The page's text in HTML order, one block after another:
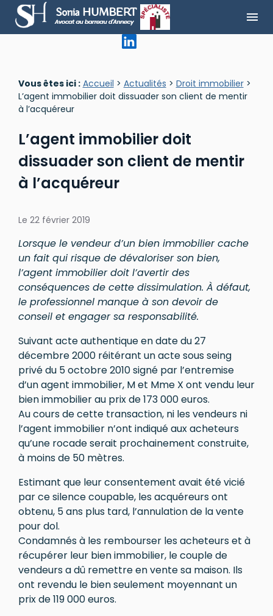
menu
Vous êtes ici : Accueil > Actualités > Droit immobilier>
L’agent immobilier doit dissuader son client de mentir
à l’acquéreur
L’agent immobilier doit
dissuader son client de mentir
à l’acquéreur
Le 22 février 2019
Lorsque le vendeur d’un bien immobilier cache
un fait qui risque de dévaloriser son bien,
l’agent immobilier doit l’avertir des
conséquences de cette dissimulation. À défaut,
le professionnel manque à son devoir de
conseil et engager sa responsabilité.
Suivant acte authentique en date du 27
décembre 2000 réitérant un acte sous seing
privé du 5 octobre 2010 signé par l’entremise
d’un agent immobilier, M et Mme X ont vendu leur
bien immobilier au prix de 173 000 euros.
Au cours de cette transaction, ni les vendeurs ni
l’agent immobilier n’ont indiqué aux acheteurs
qu’une rocade serait prochainement construite,
à moins de 50 mètres.
Estimant que leur consentement avait été vicié
par ce silence coupable, les acquéreurs ont
obtenu, 5 ans plus tard, l’annulation de la vente
pour dol.
Condamnés à les rembourser les acheteurs et à
récupérer leur bien immobilier, le couple de
vendeurs a dû remettre en vente sa maison. Ils
ont revendu le bien seulement moyennant un
prix de 119 000 euros.
Panneau de gestion des cookies